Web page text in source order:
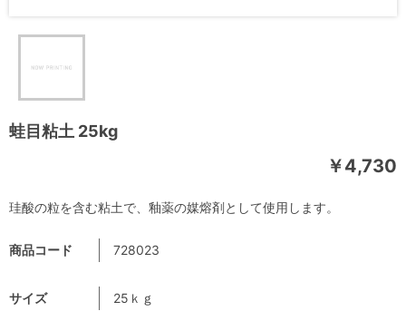
蛙目粘土 25kg
￥4,730
商品コード 728023
サイズ 25ｋｇ
珪酸の粒を含む粘土で、釉薬の媒熔剤として使用します。